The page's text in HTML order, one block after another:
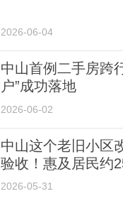
2026-06-04
中山首例二手房跨
户”成功落地
2026-06-02
中山这个老旧小区
验收！惠及居民约
2026-05-31